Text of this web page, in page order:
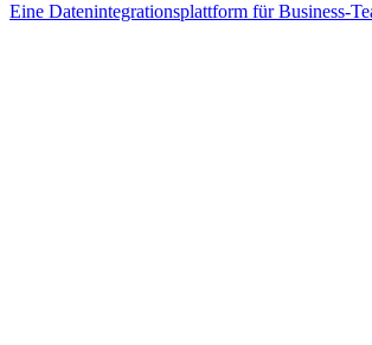
Eine Datenintegrationsplattform für Business-